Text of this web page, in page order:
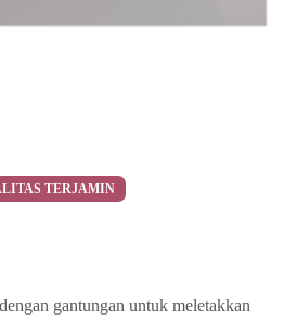
TERJAMIN
gantungan untuk meletakkan